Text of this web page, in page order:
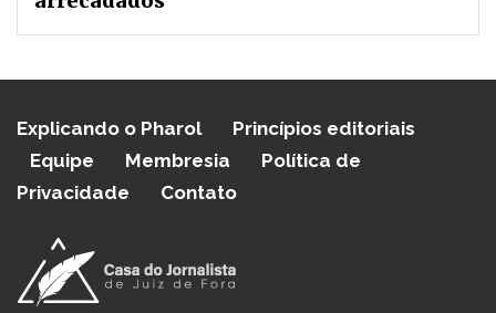
Explicando o Pharol
Princípios editoriais
Equipe
Membresia
Política de
Privacidade
Contato